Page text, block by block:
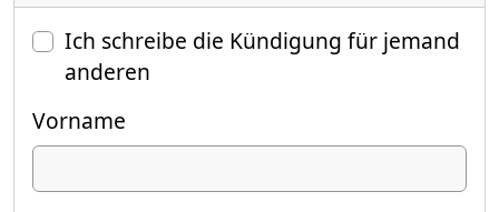
Ich schreibe die Kündigung für jemand
anderen
Vorname